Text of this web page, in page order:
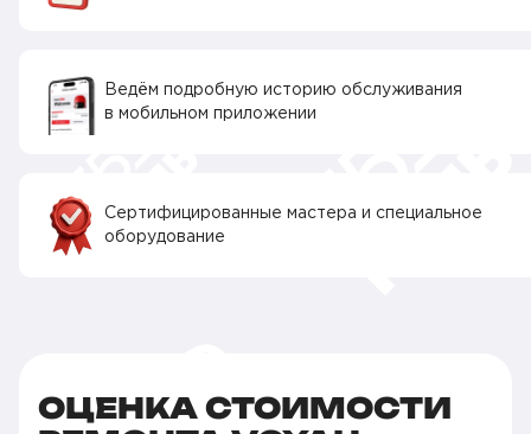
Ведём подробную историю обслуживания
в мобильном приложении
Сертифицированные мастера и специальное
оборудование
ОЦЕНКА СТОИМОСТИ